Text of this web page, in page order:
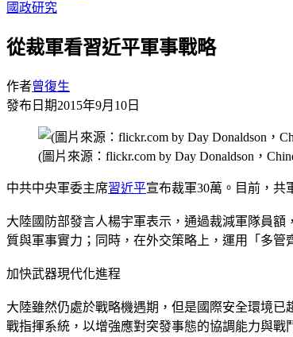
國政研究
從裁軍看習近平軍事戰略
作者曾復生
發布日期2015年9月10日
(圖片來源：flickr.com by Day Donaldson，
中共中央軍委主席習近平宣布裁軍30萬。目前，共
大陸國防部發言人楊宇軍表示，通過裁減軍隊員
質與軍事實力；同時，在外交策略上，運用「多
加快武器現代化進程
大陸雖然仍處於戰略機遇期，但是國際安全環境
戰指揮系統，以增強應對突發事態的協調能力與戰